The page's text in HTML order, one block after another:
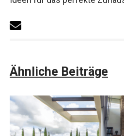
Ähnliche Beiträge